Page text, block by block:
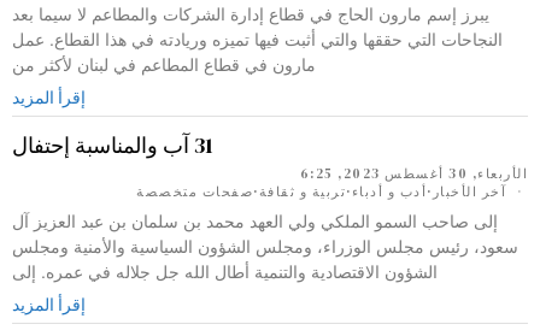
يبرز إسم مارون الحاج في قطاع إدارة الشركات والمطاعم لا سيما بعد
النجاحات التي حققها والتي أثبت فيها تميزه وريادته في هذا القطاع. عمل
مارون في قطاع المطاعم في لبنان لأكثر من
إقرأ المزيد
31 آب والمناسبة إحتفال
الأربعاء, 30 أغسطس 2023, 6:25
آخر الأخبار ·أدب و أدباء ·تربية و ثقافة·صفحات متخصصة
إلى صاحب السمو الملكي ولي العهد محمد بن سلمان بن عبد العزيز آل
سعود، رئيس مجلس الوزراء، ومجلس الشؤون السياسية والأمنية ومجلس
الشؤون الاقتصادية والتنمية أطال الله جل جلاله في عمره. إلى
إقرأ المزيد